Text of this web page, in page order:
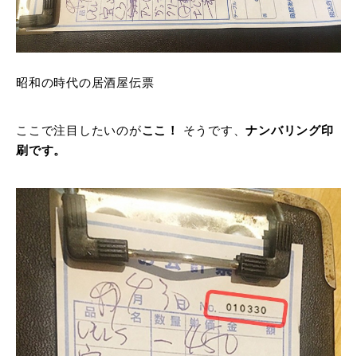
昭和の時代の居酒屋伝票
ここで注目したいのがここ！ そうです、ナンバリング印
刷です。